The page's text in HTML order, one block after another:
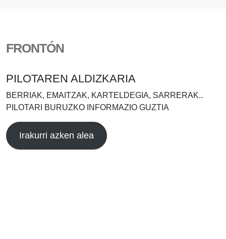
FRONTÓN
PILOTAREN ALDIZKARIA
BERRIAK, EMAITZAK, KARTELDEGIA, SARRERAK..
PILOTARI BURUZKO INFORMAZIO GUZTIA
Irakurri azken alea